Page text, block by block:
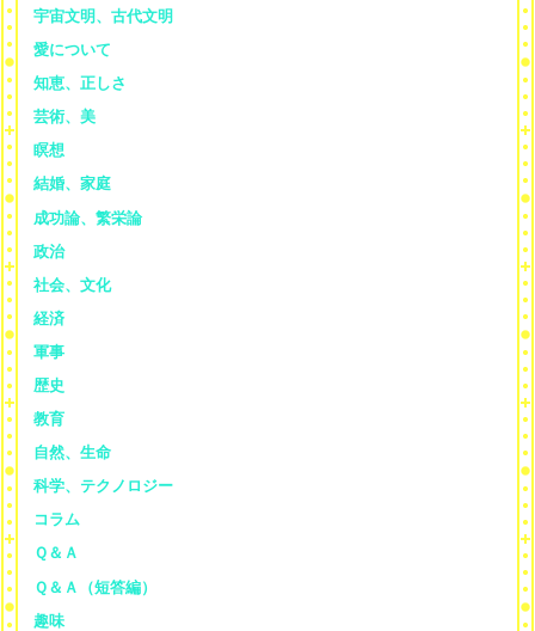
宇宙文明、古代文明
愛について
知恵、正しさ
芸術、美
瞑想
結婚、家庭
成功論、繁栄論
政治
社会、文化
経済
軍事
歴史
教育
自然、生命
科学、テクノロジー
コラム
Ｑ＆Ａ
Ｑ＆Ａ（短答編）
趣味